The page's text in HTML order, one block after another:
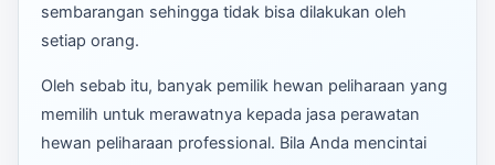
sembarangan sehingga tidak bisa dilakukan oleh
setiap orang.
Oleh sebab itu, banyak pemilik hewan peliharaan yang
memilih untuk merawatnya kepada jasa perawatan
hewan peliharaan professional. Bila Anda mencintai